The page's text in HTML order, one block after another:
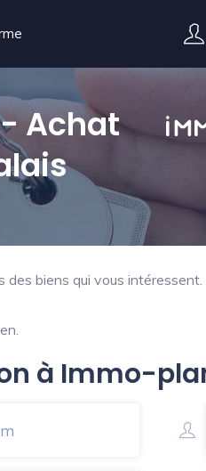
Achat
biens qui vous intéressent.
à Immo-